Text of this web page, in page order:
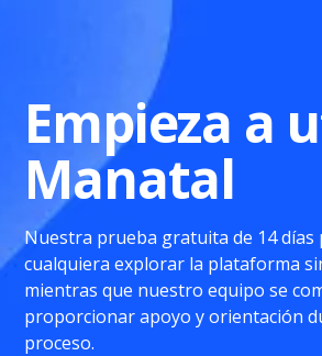
Empieza a
Manatal
Nuestra prueba gratuita de 14 días
cualquiera explorar la plataforma
mientras que nuestro equipo se
proporcionar apoyo y orientación
proceso.